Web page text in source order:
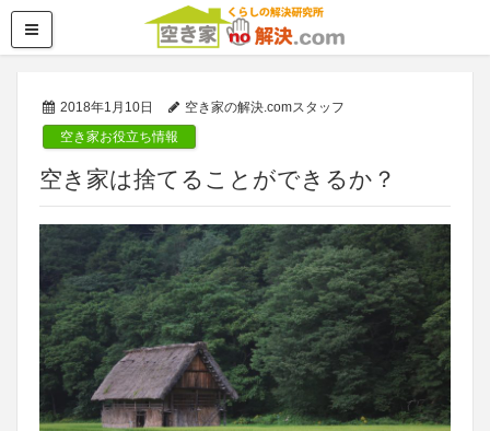
2018年1月10日
空き家の解決.comスタッフ
空き家お役立ち情報
空き家は捨てることができるか？